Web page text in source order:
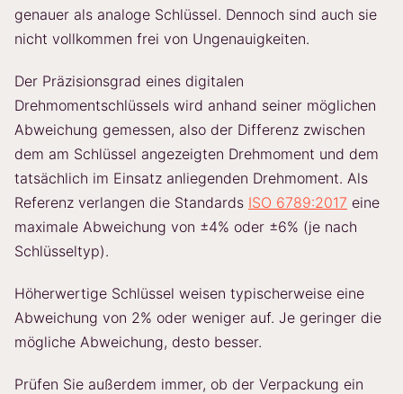
genauer als analoge Schlüssel. Dennoch sind auch sie
nicht vollkommen frei von Ungenauigkeiten.
Der Präzisionsgrad eines digitalen
Drehmomentschlüssels wird anhand seiner möglichen
Abweichung gemessen, also der Differenz zwischen
dem am Schlüssel angezeigten Drehmoment und dem
tatsächlich im Einsatz anliegenden Drehmoment. Als
Referenz verlangen die Standards ISO 6789:2017 eine
maximale Abweichung von ±4% oder ±6% (je nach
Schlüsseltyp).
Höherwertige Schlüssel weisen typischerweise eine
Abweichung von 2% oder weniger auf. Je geringer die
mögliche Abweichung, desto besser.
Prüfen Sie außerdem immer, ob der Verpackung ein